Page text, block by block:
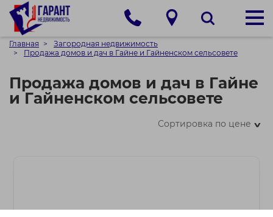
Главная
Загородная недвижимость
Продажа домов и дач в Гайне и Гайненском сельсовете
Продажа домов и дач в Гайне
и Гайненском сельсовете
Сортировка по цене>